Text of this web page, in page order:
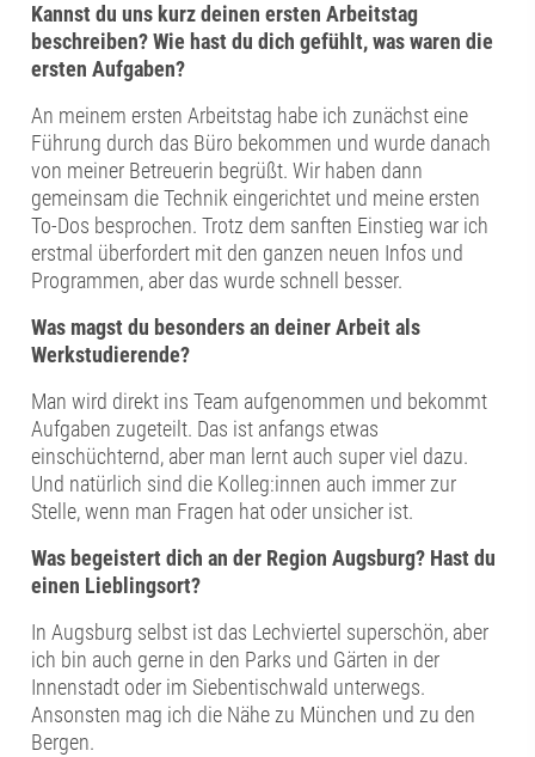
Kannst du uns kurz deinen ersten Arbeitstag
beschreiben? Wie hast du dich gefühlt, was waren die
ersten Aufgaben?
An meinem ersten Arbeitstag habe ich zunächst eine
Führung durch das Büro bekommen und wurde danach
von meiner Betreuerin begrüßt. Wir haben dann
gemeinsam die Technik eingerichtet und meine ersten
To-Dos besprochen. Trotz dem sanften Einstieg war ich
erstmal überfordert mit den ganzen neuen Infos und
Programmen, aber das wurde schnell besser.
Was magst du besonders an deiner Arbeit als
Werkstudierende?
Man wird direkt ins Team aufgenommen und bekommt
Aufgaben zugeteilt. Das ist anfangs etwas
einschüchternd, aber man lernt auch super viel dazu.
Und natürlich sind die Kolleg:innen auch immer zur
Stelle, wenn man Fragen hat oder unsicher ist.
Was begeistert dich an der Region Augsburg? Hast du
einen Lieblingsort?
In Augsburg selbst ist das Lechviertel superschön, aber
ich bin auch gerne in den Parks und Gärten in der
Innenstadt oder im Siebentischwald unterwegs.
Ansonsten mag ich die Nähe zu München und zu den
Bergen.